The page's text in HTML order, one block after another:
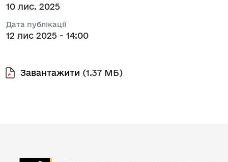
10 лис. 2025
Дата публікації
12 лис 2025 - 14:00
Завантажити (1.37 МБ)